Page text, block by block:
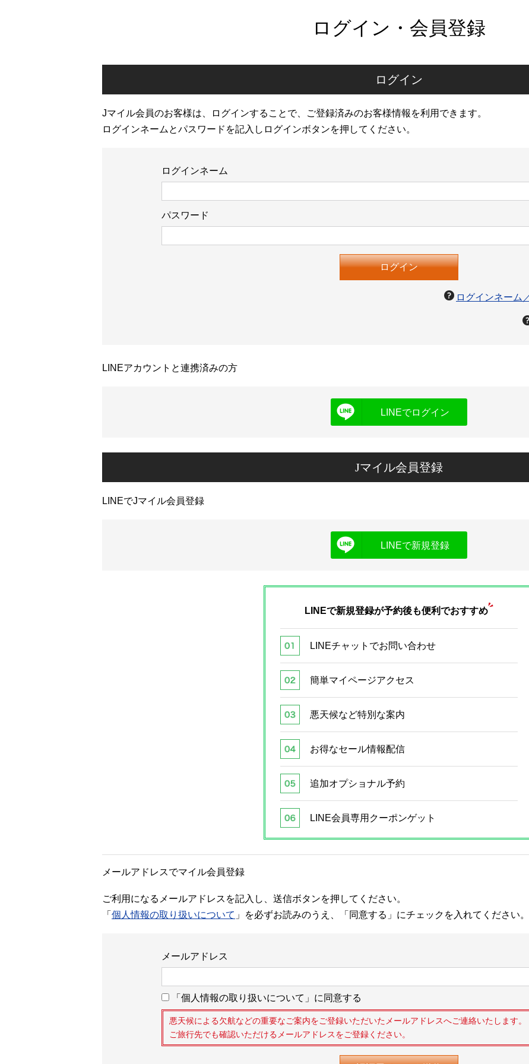
ログイン・会員登録
ログイン
Jマイル会員のお客様は、ログインすることで、ご登録済みのお客様情報を利用できます。
ログインネームとパスワードを記入しログインボタンを押してください。
ログインネーム
パスワード
ログインネーム
LINEアカウントと連携済みの方
LINEでログイン
Jマイル会員登録
LINEでJマイル会員登録
LINEで新規登録
LINEで新規登録が予約後も便利でおすすめ
LINEチャットでお問い合わせ
簡単マイページアクセス
悪天候など特別な案内
お得なセール情報配信
追加オプショナル予約
LINE会員専用クーポンゲット
メールアドレスでマイル会員登録
ご利用になるメールアドレスを記入し、送信ボタンを押してください。
「 個人情報の取り扱いについて 」を必ずお読みのうえ、「同意する」にチェックを入れてください。
メールアドレス
「個人情報の取り扱いについて」に同意する
悪天候による欠航などの重要なご案内をご登録いただいたメールアドレスへご連絡いたします。
ご旅行先でも確認いただけるメールアドレスをご登録ください。